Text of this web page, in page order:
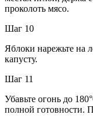
проколоть мясо.
Шаг 10
Яблоки нарежьте на
капусту.
Шаг 11
Убавьте огонь до
полной готовности.